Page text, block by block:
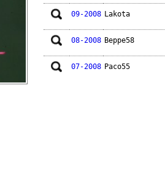
09-2008 Lakota
08-2008 Beppe58
07-2008 Paco55